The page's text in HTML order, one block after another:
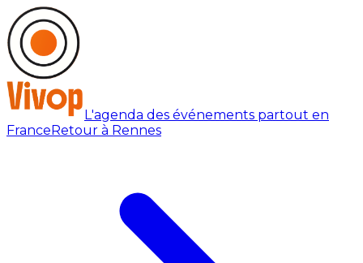
L'agenda des événements partout en
FranceRetour à Rennes